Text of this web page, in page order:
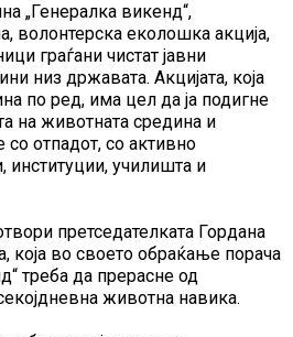
„Генералка викенд“,
волонтерска еколошка акција,
граѓани чистат јавни
низ државата. Акцијата, која
по ред, има цел да ја подигне
на животната средина и
отпадот, со активно
институции, училишта и
претседателката Гордана
во своето обраќање порача
треба да прерасне од
животна навика.